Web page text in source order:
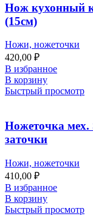
Нож кухонный
(15см)
Ножи, ножеточки
420,00 ₽
В избранное
В корзину
Быстрый просмотр
Ножеточка мех.
заточки
Ножи, ножеточки
410,00 ₽
В избранное
В корзину
Быстрый просмотр